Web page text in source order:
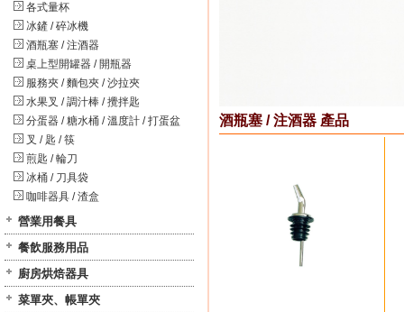
各式量杯
冰鏟 / 碎冰機
酒瓶塞 / 注酒器
桌上型開罐器 / 開瓶器
服務夾 / 麵包夾 / 沙拉夾
水果叉 / 調汁棒 / 攪拌匙
分蛋器 / 糖水桶 / 溫度計 / 打蛋盆
叉 / 匙 / 筷
煎匙 / 輪刀
冰桶 / 刀具袋
咖啡器具 / 渣盒
營業用餐具
餐飲服務用品
廚房烘焙器具
菜單夾、帳單夾
酒瓶塞 / 注酒器 產品